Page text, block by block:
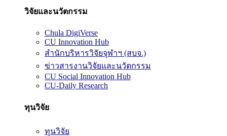
วิจัยและนวัตกรรม
Chula DigiVerse
CU Innovation Hub
สำนักบริหารวิจัยจุฬาฯ (สบจ.)
ข่าวสารงานวิจัยและนวัตกรรม
CU Social Innovation Hub
CU-Daily Research
ทุนวิจัย
ทุนวิจัย